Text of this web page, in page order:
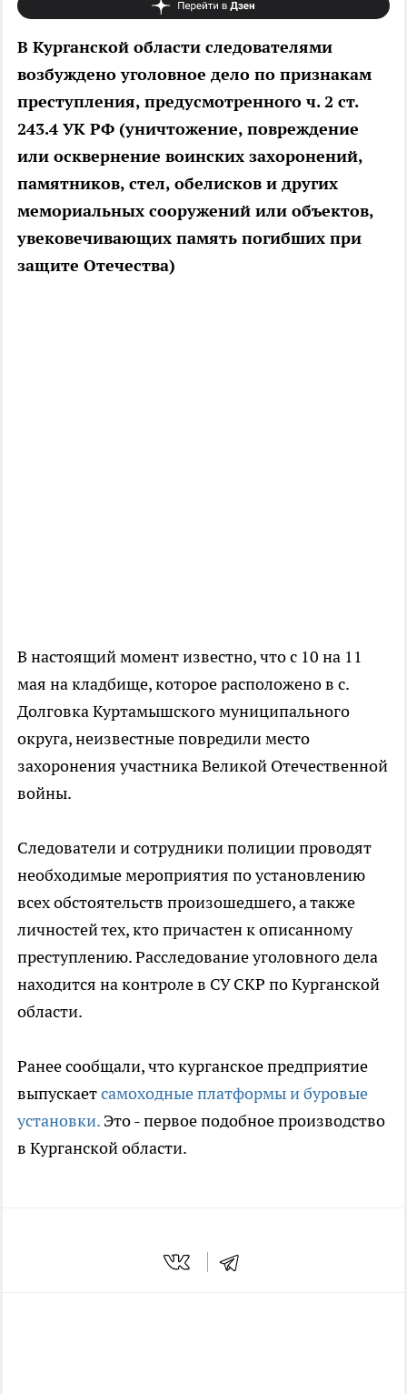
В Курганской области следователями
возбуждено уголовное дело по признакам
преступления, предусмотренного ч. 2 ст.
243.4 УК РФ (уничтожение, повреждение
или осквернение воинских захоронений,
памятников, стел, обелисков и других
мемориальных сооружений или объектов,
увековечивающих память погибших при
защите Отечества)
В настоящий момент известно, что с 10 на 11
мая на кладбище, которое расположено в с.
Долговка Куртамышского муниципального
округа, неизвестные повредили место
захоронения участника Великой Отечественной
войны.
Следователи и сотрудники полиции проводят
необходимые мероприятия по установлению
всех обстоятельств произошедшего, а также
личностей тех, кто причастен к описанному
преступлению. Расследование уголовного дела
находится на контроле в СУ СКР по Курганской
области.
Ранее сообщали, что курганское предприятие
выпускаетсамоходные платформы и буровые
установки. Это - первое подобное производство
в Курганской области.